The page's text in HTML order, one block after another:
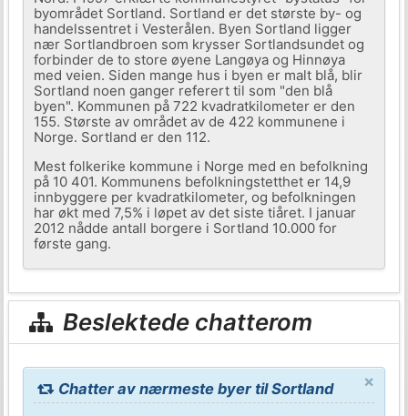
byområdet Sortland. Sortland er det største by- og
handelssentret i Vesterålen. Byen Sortland ligger
nær Sortlandbroen som krysser Sortlandsundet og
forbinder de to store øyene Langøya og Hinnøya
med veien. Siden mange hus i byen er malt blå, blir
Sortland noen ganger referert til som "den blå
byen". Kommunen på 722 kvadratkilometer er den
155. Største av området av de 422 kommunene i
Norge. Sortland er den 112.
Mest folkerike kommune i Norge med en befolkning
på 10 401. Kommunens befolkningstetthet er 14,9
innbyggere per kvadratkilometer, og befolkningen
har økt med 7,5% i løpet av det siste tiåret. I januar
2012 nådde antall borgere i Sortland 10.000 for
første gang.
Beslektede chatterom
×
Chatter av nærmeste byer til Sortland